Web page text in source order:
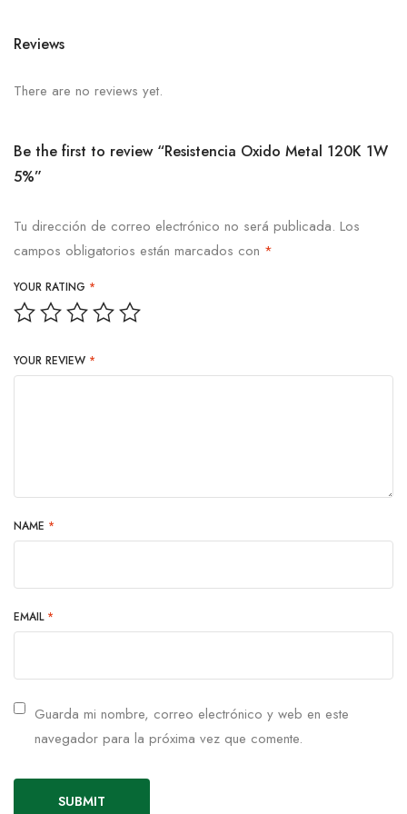
Reviews
There are no reviews yet.
Be the first to review “Resistencia Oxido Metal 120K 1W
5%”
Tu dirección de correo electrónico no será publicada. Los
campos obligatorios están marcados con *
YOUR RATING *
YOUR REVIEW *
NAME *
EMAIL *
Guarda mi nombre, correo electrónico y web en este
navegador para la próxima vez que comente.